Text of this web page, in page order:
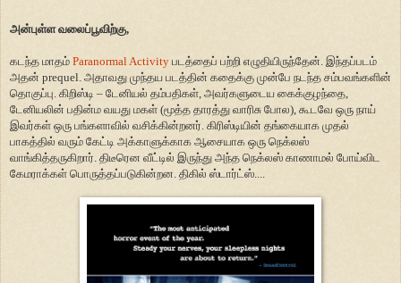
அன்புள்ள வலைப்பூவிற்கு,
கடந்த மாதம் Paranormal Activity படத்தைப் பற்றி எழுதியிருந்தேன். இந்தப்படம்
அதன் prequel. அதாவது முந்தய படத்தின் கதைக்கு முன்பே நடந்த சம்பவங்களின்
தொகுப்பு. கிறிஸ்டி – டேனியல் தம்பதிகள், அவர்களுடைய கைக்குழந்தை,
டேனியலின் பதின்ம வயது மகள் (மூத்த தாரத்து வாரிசு போல), கூடவே ஒரு நாய்
இவர்கள் ஒரு பங்களாவில் வசிக்கின்றனர். கிரிஸ்டியின் தங்கையாக முதல்
பாகத்தில் வரும் கேட்டி அக்காளுக்காக ஆசையாக ஒரு நெக்லஸ்
வாங்கித்தருகிறார். திடீரென வீட்டில் இருந்து அந்த நெக்லஸ் காணாமல் போய்விட
கேமராக்கள் பொருத்தப்படுகின்றன. திகில் ஸ்டார்ட்ஸ்....